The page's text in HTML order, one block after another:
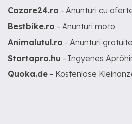
Cazare24.ro - Anunturi cu
Bestbike.ro - Anunturi moto
Animalutul.ro - Anunturi
Startapro.hu - Ingyenes
Quoka.de - Kostenlose